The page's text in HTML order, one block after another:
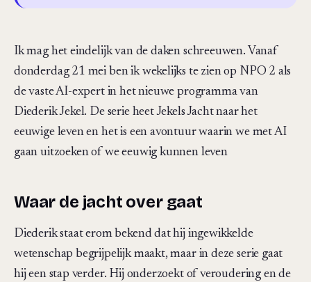
Ik mag het eindelijk van de daken schreeuwen. Vanaf
donderdag 21 mei ben ik wekelijks te zien op NPO 2 als
de vaste AI-expert in het nieuwe programma van
Diederik Jekel. De serie heet Jekels Jacht naar het
eeuwige leven en het is een avontuur waarin we met AI
gaan uitzoeken of we eeuwig kunnen leven
Waar de jacht over gaat
Diederik staat erom bekend dat hij ingewikkelde
wetenschap begrijpelijk maakt, maar in deze serie gaat
hij een stap verder. Hij onderzoekt of veroudering en de